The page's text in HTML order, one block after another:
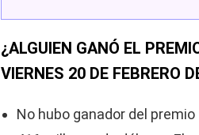
¿ALGUIEN GANÓ EL
VIERNES 20 DE FEBRERO
No hubo ganador del